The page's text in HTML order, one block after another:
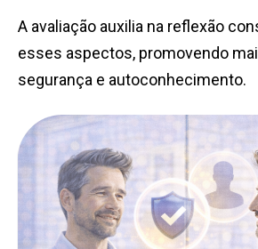
A avaliação auxilia na reflexão
esses aspectos, promovendo
segurança e autoconhecimento.